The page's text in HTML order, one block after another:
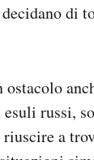
di
russi,
a